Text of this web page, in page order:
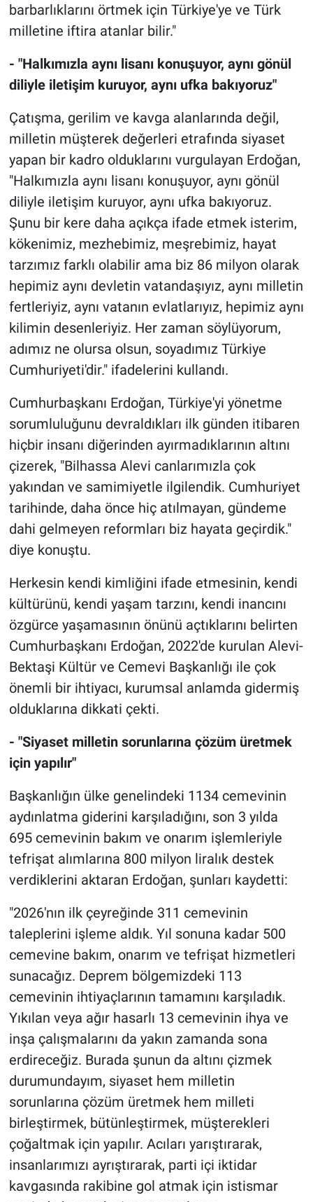
barbarlıklarını örtmek için Türkiye'ye ve Türk
milletine iftira atanlar bilir."
- "Halkımızla aynı lisanı konuşuyor, aynı gönül
diliyle iletişim kuruyor, aynı ufka bakıyoruz"
Çatışma, gerilim ve kavga alanlarında değil,
milletin müşterek değerleri etrafında siyaset
yapan bir kadro olduklarını vurgulayan Erdoğan,
"Halkımızla aynı lisanı konuşuyor, aynı gönül
diliyle iletişim kuruyor, aynı ufka bakıyoruz.
Şunu bir kere daha açıkça ifade etmek isterim,
kökenimiz, mezhebimiz, meşrebimiz, hayat
tarzımız farklı olabilir ama biz 86 milyon olarak
hepimiz aynı devletin vatandaşıyız, aynı milletin
fertleriyiz, aynı vatanın evlatlarıyız, hepimiz aynı
kilimin desenleriyiz. Her zaman söylüyorum,
adımız ne olursa olsun, soyadımız Türkiye
Cumhuriyeti'dir." ifadelerini kullandı.
Cumhurbaşkanı Erdoğan, Türkiye'yi yönetme
sorumluluğunu devraldıkları ilk günden itibaren
hiçbir insanı diğerinden ayırmadıklarının altını
çizerek, "Bilhassa Alevi canlarımızla çok
yakından ve samimiyetle ilgilendik. Cumhuriyet
tarihinde, daha önce hiç atılmayan, gündeme
dahi gelmeyen reformları biz hayata geçirdik."
diye konuştu.
Herkesin kendi kimliğini ifade etmesinin, kendi
kültürünü, kendi yaşam tarzını, kendi inancını
özgürce yaşamasının önünü açtıklarını belirten
Cumhurbaşkanı Erdoğan, 2022'de kurulan Alevi-
Bektaşi Kültür ve Cemevi Başkanlığı ile çok
önemli bir ihtiyacı, kurumsal anlamda gidermiş
olduklarına dikkati çekti.
- "Siyaset milletin sorunlarına çözüm üretmek
için yapılır"
Başkanlığın ülke genelindeki 1134 cemevinin
aydınlatma giderini karşıladığını, son 3 yılda
695 cemevinin bakım ve onarım işlemleriyle
tefrişat alımlarına 800 milyon liralık destek
verdiklerini aktaran Erdoğan, şunları kaydetti:
"2026'nın ilk çeyreğinde 311 cemevinin
taleplerini işleme aldık. Yıl sonuna kadar 500
cemevine bakım, onarım ve tefrişat hizmetleri
sunacağız. Deprem bölgemizdeki 113
cemevinin ihtiyaçlarının tamamını karşıladık.
Yıkılan veya ağır hasarlı 13 cemevinin ihya ve
inşa çalışmalarını da yakın zamanda sona
erdireceğiz. Burada şunun da altını çizmek
durumundayım, siyaset hem milletin
sorunlarına çözüm üretmek hem milleti
birleştirmek, bütünleştirmek, müşterekleri
çoğaltmak için yapılır. Acıları yarıştırarak,
insanlarımızı ayrıştırarak, parti içi iktidar
kavgasında rakibine gol atmak için istismar